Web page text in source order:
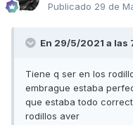
Publicado 29 de
En 29/5/2021 a las
Tiene q ser en los
embrague estaba
que estaba todo
rodillos aver